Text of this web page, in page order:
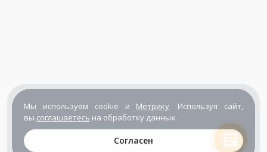
Мы используем cookie и Метрику. Используя сайт,
вы соглашаетесь на обработку данных.
Согласен